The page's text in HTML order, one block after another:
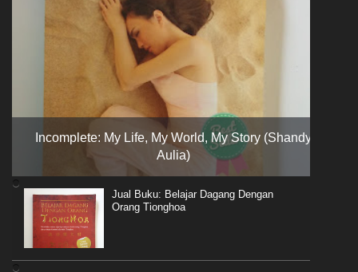
Incomplete: My Life, My World, My Story (Shandy
Aulia)
Jual Buku: Belajar Dagang Dengan
Orang Tionghoa